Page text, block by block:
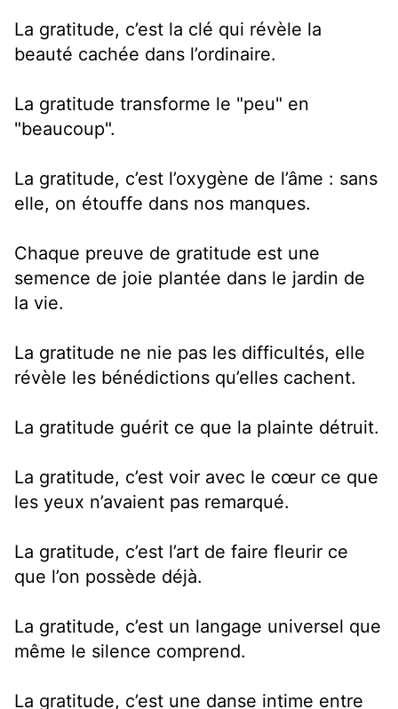
La gratitude, c’est la clé qui révèle la
beauté cachée dans l’ordinaire.
La gratitude transforme le "peu" en
"beaucoup".
La gratitude, c’est l’oxygène de l’âme : sans
elle, on étouffe dans nos manques.
Chaque preuve de gratitude est une
semence de joie plantée dans le jardin de
la vie.
La gratitude ne nie pas les difficultés, elle
révèle les bénédictions qu’elles cachent.
La gratitude guérit ce que la plainte détruit.
La gratitude, c’est voir avec le cœur ce que
les yeux n’avaient pas remarqué.
La gratitude, c’est l’art de faire fleurir ce
que l’on possède déjà.
La gratitude, c’est un langage universel que
même le silence comprend.
La gratitude, c’est une danse intime entre